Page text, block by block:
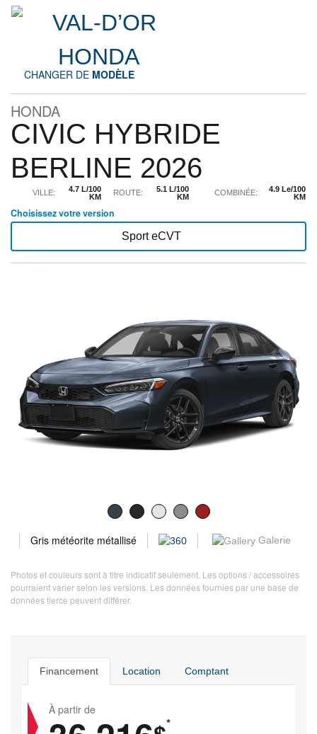
CHANGER DE MODÈLE
HONDA
CIVIC HYBRIDE
BERLINE 2026
VILLE:
4.7 L/100
KM
ROUTE:
5.1 L/100
KM
COMBINÉE:
4.9 Le/100
KM
Choisissez votre version
Sport eCVT
Gris météorite métallisé Galerie
Photos et couleurs sont à titre indicatif seulement. Les options / accessoires
pourraient varier selon les versions. Les données fournies par une base de
données tierce peuvent différer.
Financement Location Comptant
À partir de
*